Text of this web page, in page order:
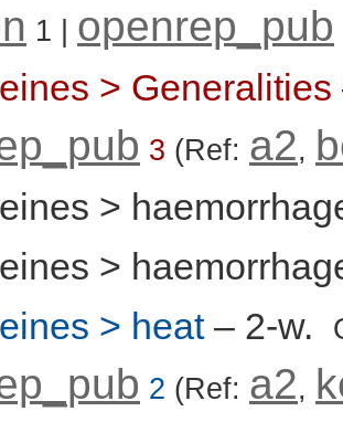
1 | openrep_pub
> Generalities
3 (Ref: a2,
>
>
> heat– 2-w.
2 (Ref: a2,